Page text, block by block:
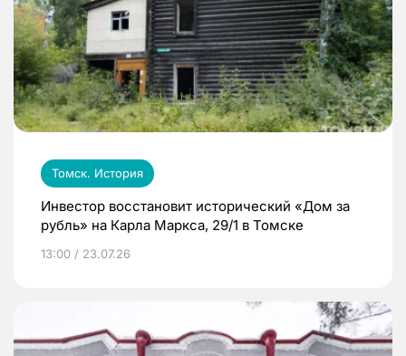
Томск. История
Инвестор восстановит исторический «Дом за
рубль» на Карла Маркса, 29/1 в Томске
13:00 / 23.07.26